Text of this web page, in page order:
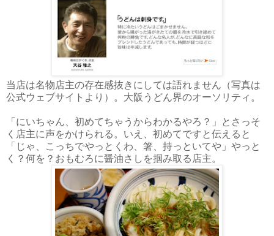
当店は名物店主の存在感抜きにしては語れません（写真は
公式ウェブサイトより）。大阪うどん界のオーソリティ。
「にいちゃん、初めてちゃうからわかるやろ？」とさっそ
く店主に声をかけられる。いえ、初めてですと伝えると
「じゃ、こっちでやっとくわ、箸、持っといてや」やっと
く？何を？おもむろに醤油さしを掴み取る店主。